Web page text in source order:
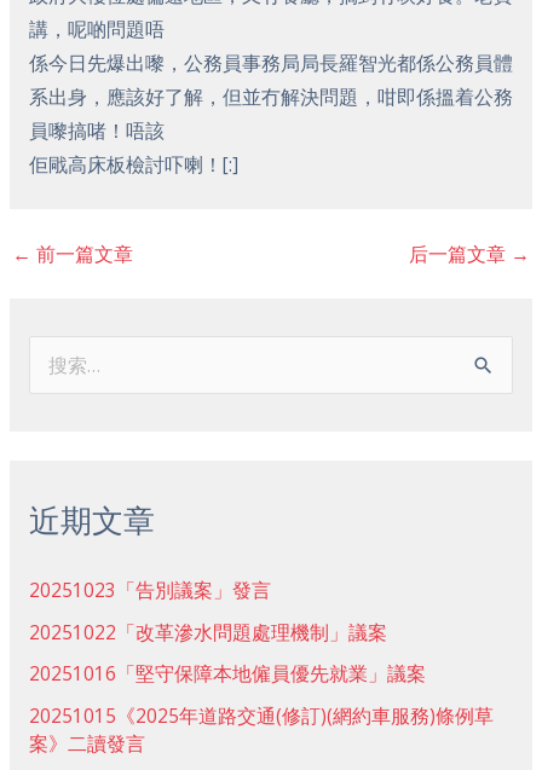
講，呢啲問題唔
係今日先爆出嚟，公務員事務局局長羅智光都係公務員體
系出身，應該好了解，但並冇解決問題，咁即係搵着公務
員嚟搞啫！唔該
佢戙高床板檢討吓喇！[:]
← 前一篇文章 后一篇文章 →
近期文章
20251023「告別議案」發言
20251022「改革滲水問題處理機制」議案
20251016「堅守保障本地僱員優先就業」議案
20251015《2025年道路交通(修訂)(網約車服務)條例草
案》二讀發言